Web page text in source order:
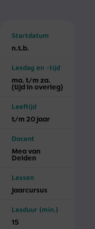
Startdatum
n.t.b.
Lesdag en -tijd
ma. t/m za.
(tijd in overleg)
Leeftijd
t/m 20 jaar
Docent
Mea van
Delden
Lessen
jaar­cursus
Lesduur (min.)
15